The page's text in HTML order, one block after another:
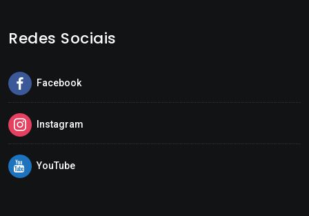
Redes Sociais
Facebook
Instagram
YouTube